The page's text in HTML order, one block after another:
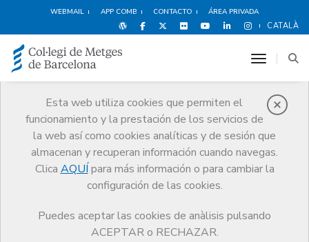
WEBMAIL APP COMB CONTACTO ÁREA PRIVADA
CATALÀ
Esta web utiliza cookies que permiten el
funcionamiento y la prestación de los servicios de
la web así como cookies analíticas y de sesión que
almacenan y recuperan información cuando navegas.
Clica AQUÍ para más información o para cambiar la
configuración de las cookies.
Puedes aceptar las cookies de anàlisis pulsando
ACEPTAR o RECHAZAR.
toggle
Ventajas y
descuentos
Servicios Otros servicios
Ventajas y descuentos
Consultorio y empresa
KR medicine